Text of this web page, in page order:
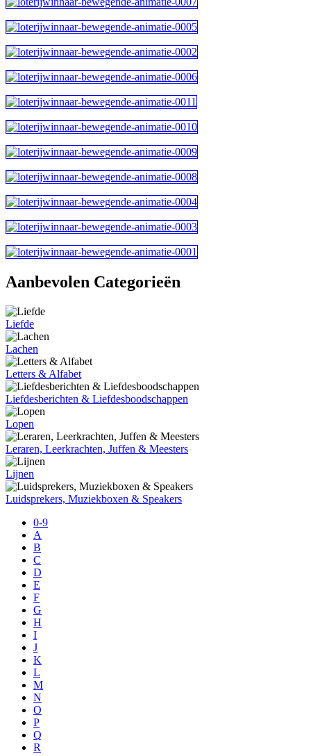
Aanbevolen Categorieën
Liefde
Lachen
Letters & Alfabet
Liefdesberichten & Liefdesboodschappen
Lopen
Leraren, Leerkrachten, Juffen & Meesters
Lijnen
Luidsprekers, Muziekboxen & Speakers
0-9
A
B
C
D
E
F
G
H
I
J
K
L
M
N
O
P
Q
R